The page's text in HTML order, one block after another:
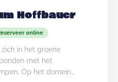
Hoffbauer
online
in het groene
met het
Op het domein